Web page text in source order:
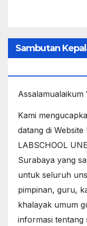
Sambutan
Kami
datang di Website
LABSCHOOL
Surabaya yang
untuk seluruh
pimpinan, guru,
khalayak umum
informasi tentang